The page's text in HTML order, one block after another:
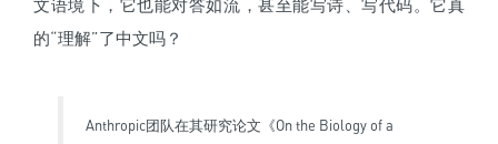
文语境下，它也能对答如流，甚至能写诗、写代码。它真
的“理解”了中文吗？
Anthropic团队在其研究论文《On the Biology of a